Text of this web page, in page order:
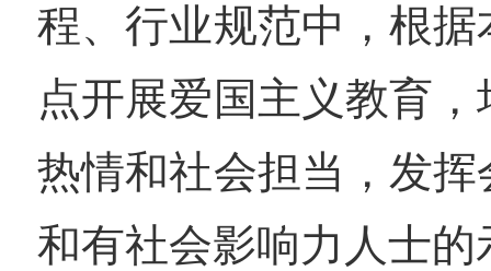
程、行业规范中，根
点开展爱国主义教育
热情和社会担当，发
和有社会影响力人士的